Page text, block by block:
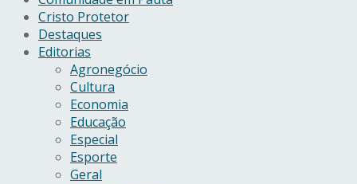
Cristo Protetor
Destaques
Editorias
Agronegócio
Cultura
Economia
Educação
Especial
Esporte
Geral